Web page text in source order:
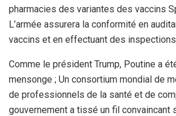
pharmacies des variantes des vaccins
L’armée assurera la conformité en
vaccins et en effectuant des
Comme le président Trump, Poutine a
mensonge ; Un consortium mondial de
de professionnels de la santé et de
gouvernement a tissé un fil convaincant